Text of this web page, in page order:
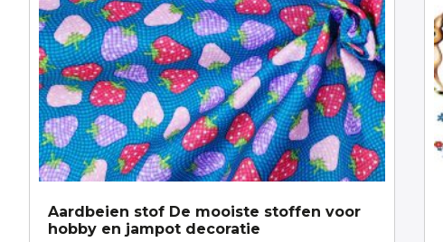
Aardbeien stof De mooiste stoffen voor
hobby en jampot decoratie